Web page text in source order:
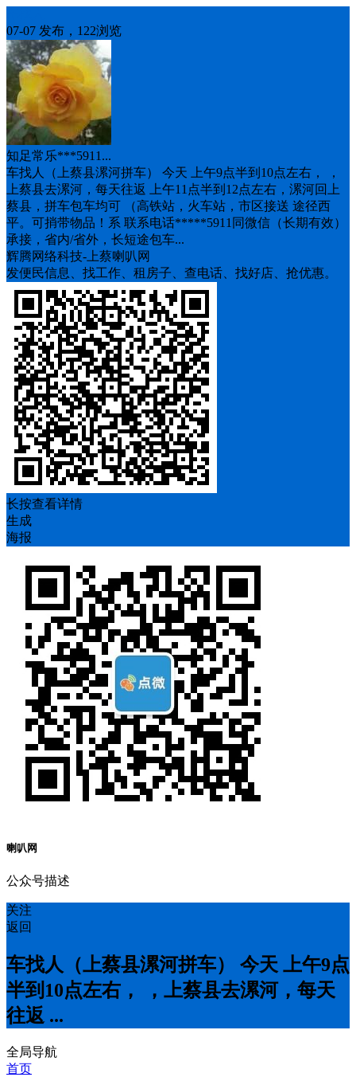
07-07 发布，122浏览
知足常乐***5911...
车找人（上蔡县漯河拼车） 今天 上午9点半到10点左右， ，
上蔡县去漯河，每天往返 上午11点半到12点左右，漯河回上
蔡县，拼车包车均可 （高铁站，火车站，市区接送 途径西
平。可捎带物品！系 联系电话*****5911同微信（长期有效）
承接，省内/省外，长短途包车...
辉腾网络科技-上蔡喇叭网
发便民信息、找工作、租房子、查电话、找好店、抢优惠。
长按查看详情
生成
海报
喇叭网
公众号描述
关注
返回
车找人（上蔡县漯河拼车） 今天 上午9点
半到10点左右， ，上蔡县去漯河，每天
往返 ...
全局导航
首页